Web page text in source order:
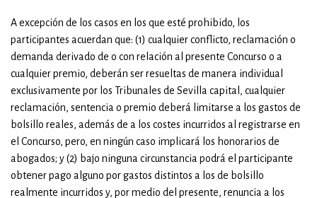
A excepción de los casos en los que esté prohibido, los
participantes acuerdan que: (1) cualquier conflicto, reclamación o
demanda derivado de o con relación al presente Concurso o a
cualquier premio, deberán ser resueltas de manera individual
exclusivamente por los Tribunales de Sevilla capital, cualquier
reclamación, sentencia o premio deberá limitarse a los gastos de
bolsillo reales, además de a los costes incurridos al registrarse en
el Concurso, pero, en ningún caso implicará los honorarios de
abogados; y (2) bajo ninguna circunstancia podrá el participante
obtener pago alguno por gastos distintos a los de bolsillo
realmente incurridos y, por medio del presente, renuncia a los